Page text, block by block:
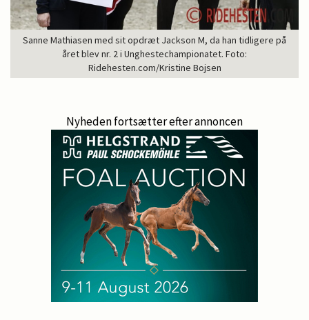
Sanne Mathiasen med sit opdræt Jackson M, da han tidligere på
året blev nr. 2 i Unghestechampionatet. Foto:
Ridehesten.com/Kristine Bojsen
Nyheden fortsætter efter annoncen